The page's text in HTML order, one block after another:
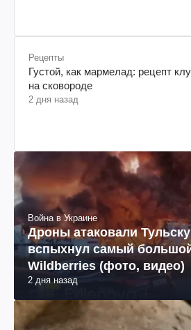
Рецепты
Густой, как мармелад: рецепт
на сковороде
2 дня назад
Война в Украине
Дроны атаковали
вспыхнул самый
Wildberries (фото, видео)
2 дня назад